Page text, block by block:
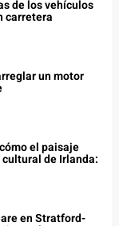
de los vehículos
carretera
un motor
el paisaje
de Irlanda:
en Stratford-